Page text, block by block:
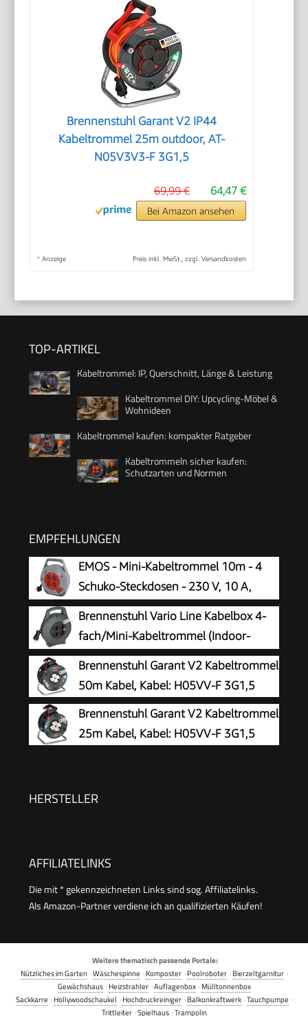
Brennenstuhl Garant V2 IP44
Kabeltrommel 25m outdoor, AT-
N05V3V3-F 3G1,5
64,47 €
69,99 €
Bei Amazon ansehen
* Anzeige Preis inkl. MwSt., zzgl. Versandkosten
TOP-ARTIKEL
Kabeltrommel: IP, Querschnitt, Länge & Leistung
Kabeltrommel DIY: Upcycling-Möbel &
Wohnideen
Kabeltrommel kaufen: kompakter Ratgeber
Kabeltrommeln sicher kaufen:
Schutzarten und Normen
EMPFEHLUNGEN
EMOS - Mini-Kabeltrommel 10m - 4
Schuko-Steckdosen - 230 V, 10 A,
2300 W - hochwertige PVC-Isolierung -
H05VV-F3G 1,0 mm2 - mit Thermoschalter -
IP20 für Innen
Brennenstuhl Vario Line Kabelbox 4-
fach/Mini-Kabeltrommel (Indoor-
Kabeltrommel für Haushalt, 10m
Kabel, Made in Germany) anthrazit
Brennenstuhl Garant V2 Kabeltrommel
50m Kabel, Kabel: H05VV-F 3G1,5
Brennenstuhl Garant V2 Kabeltrommel
25m Kabel, Kabel: H05VV-F 3G1,5
HERSTELLER
AFFILIATELINKS
Die mit * gekennzeichneten Links sind sog. Affiliatelinks.
Als Amazon-Partner verdiene ich an qualifizierten Käufen!
Weitere thematisch passende Portale:
Nützliches im Garten·Wäschespinne ·Komposter·Poolroboter·Bierzeltgarnitur·
Gewächshaus·Heizstrahler·Auflagenbox·Mülltonnenbox
Sackkarre ·Hollywoodschaukel ·Hochdruckreiniger·Balkonkraftwerk·Tauchpumpe ·
Trittleiter·Spielhaus·Trampolin